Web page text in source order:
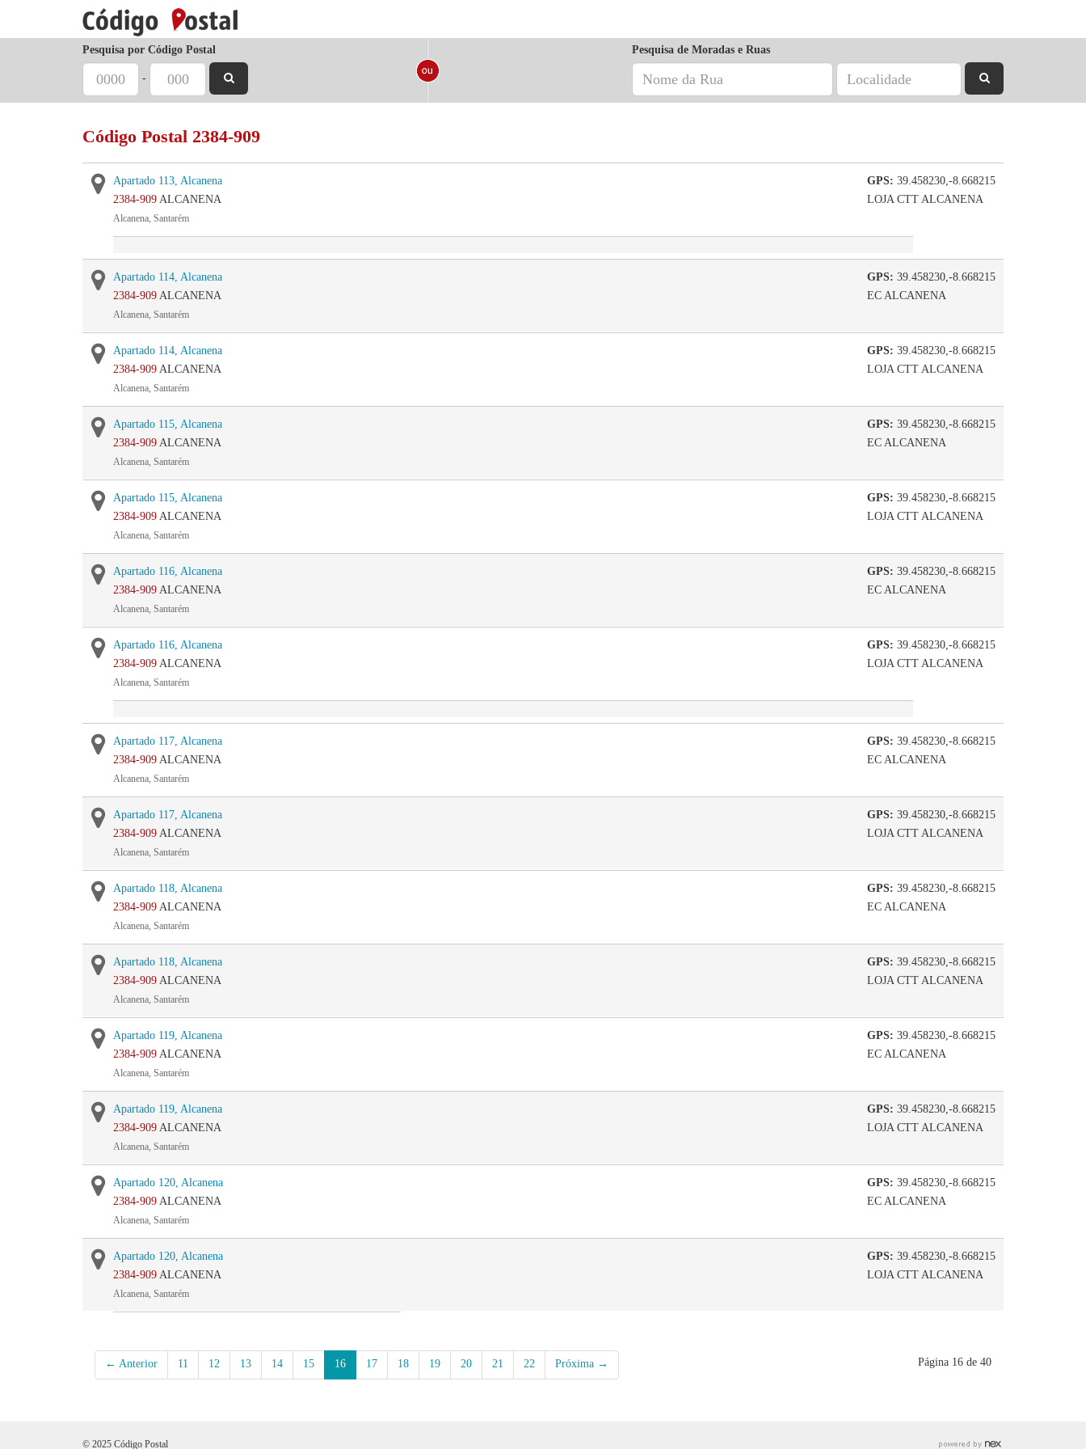
Pesquisa por Código Postal
-
Pesquisa de Moradas e Ruas
Código Postal 2384-909
GPS: 39.458230,-8.668215
LOJA CTT ALCANENA
Apartado 113, Alcanena
2384-909 ALCANENA
Alcanena, Santarém
GPS: 39.458230,-8.668215
EC ALCANENA
Apartado 114, Alcanena
2384-909 ALCANENA
Alcanena, Santarém
GPS: 39.458230,-8.668215
LOJA CTT ALCANENA
Apartado 114, Alcanena
2384-909 ALCANENA
Alcanena, Santarém
GPS: 39.458230,-8.668215
EC ALCANENA
Apartado 115, Alcanena
2384-909 ALCANENA
Alcanena, Santarém
GPS: 39.458230,-8.668215
LOJA CTT ALCANENA
Apartado 115, Alcanena
2384-909 ALCANENA
Alcanena, Santarém
GPS: 39.458230,-8.668215
EC ALCANENA
Apartado 116, Alcanena
2384-909 ALCANENA
Alcanena, Santarém
GPS: 39.458230,-8.668215
LOJA CTT ALCANENA
Apartado 116, Alcanena
2384-909 ALCANENA
Alcanena, Santarém
GPS: 39.458230,-8.668215
EC ALCANENA
Apartado 117, Alcanena
2384-909 ALCANENA
Alcanena, Santarém
GPS: 39.458230,-8.668215
LOJA CTT ALCANENA
Apartado 117, Alcanena
2384-909 ALCANENA
Alcanena, Santarém
GPS: 39.458230,-8.668215
EC ALCANENA
Apartado 118, Alcanena
2384-909 ALCANENA
Alcanena, Santarém
GPS: 39.458230,-8.668215
LOJA CTT ALCANENA
Apartado 118, Alcanena
2384-909 ALCANENA
Alcanena, Santarém
GPS: 39.458230,-8.668215
EC ALCANENA
Apartado 119, Alcanena
2384-909 ALCANENA
Alcanena, Santarém
GPS: 39.458230,-8.668215
LOJA CTT ALCANENA
Apartado 119, Alcanena
2384-909 ALCANENA
Alcanena, Santarém
GPS: 39.458230,-8.668215
EC ALCANENA
Apartado 120, Alcanena
2384-909 ALCANENA
Alcanena, Santarém
GPS: 39.458230,-8.668215
LOJA CTT ALCANENA
Apartado 120, Alcanena
2384-909 ALCANENA
Alcanena, Santarém
← Anterior 11 12 13 14 15 16 17 18 19 20 21 22 Próxima → Página 16 de 40
© 2025 Código Postal